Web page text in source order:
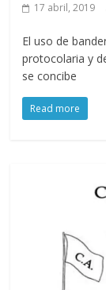
17 abril, 2019
El uso de
protocolaria y
se concibe
Read more